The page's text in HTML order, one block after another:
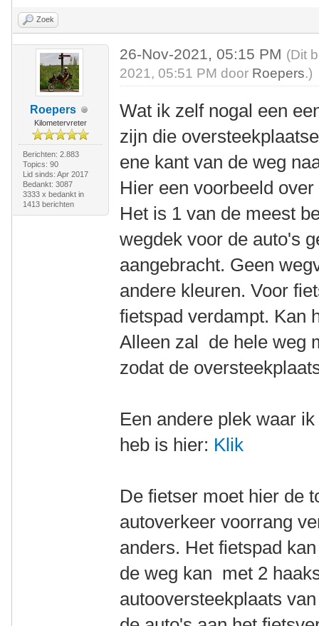
Zoek
Roepers
Kilometervreter
Berichten: 2.883
Topics: 90
Lid sinds: Apr 2017
Bedankt: 3087
3333 x bedankt in
1413 berichten
26-Nov-2021, 05:15 PM (Dit
2021, 05:51 PM door Roepers.)
Wat ik zelf nogal een
zijn die
ene kant van de weg
Hier een voorbeeld
Het is 1 van de meest
wegdek voor de auto's
aangebracht. Geen
andere kleuren. Voor
fietspad verdampt. Kan
Alleen zal de hele weg
zodat de
Een andere plek waar
heb is hier: Klik
De fietser moet hier de
autoverkeer voorrang
anders. Het fietspad
de weg kan met 2
autooversteekplaats